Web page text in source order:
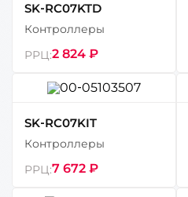
SK-RC07KTD
Контроллеры
РРЦ:2 824 ₽
SK-RC07KIT
Контроллеры
РРЦ:7 672 ₽